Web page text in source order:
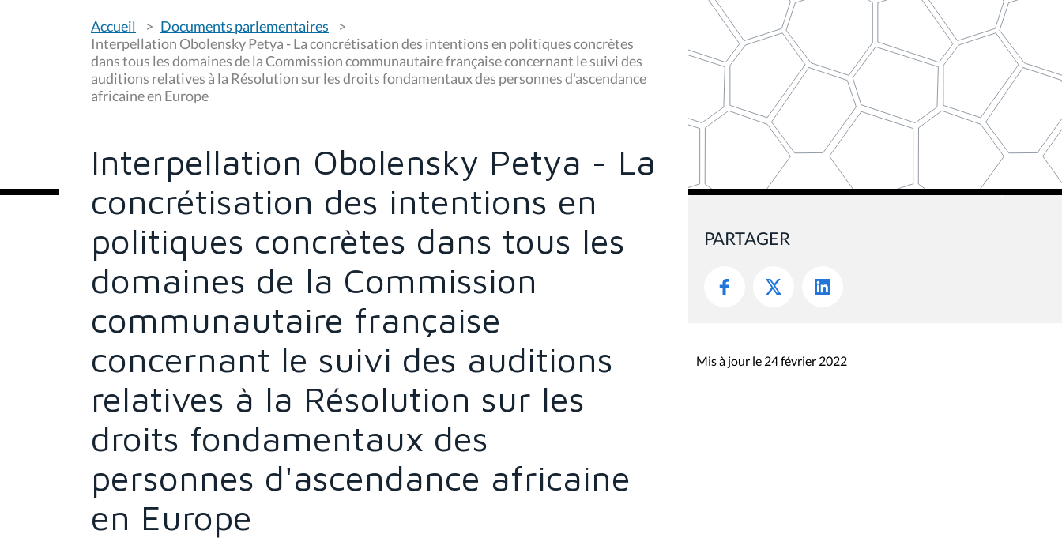
o
u
s
ê
t
e
s
Accueil
Documents parlementaires
Interpellation Obolensky Petya - La concrétisation des intentions en politiques concrètes
dans tous les domaines de la Commission communautaire française concernant le suivi des
auditions relatives à la Résolution sur les droits fondamentaux des personnes d'ascendance
africaine en Europe
Interpellation Obolensky Petya - La
concrétisation des intentions en
politiques concrètes dans tous les
domaines de la Commission
communautaire française
concernant le suivi des auditions
relatives à la Résolution sur les
droits fondamentaux des
personnes d'ascendance africaine
en Europe
PARTAGER
Mis à jour le 24 février 2022